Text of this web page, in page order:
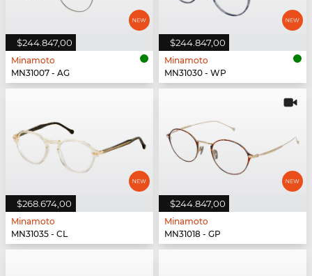
$244.847,00
Minamoto
MN31007 - AG
$244.847,00
Minamoto
MN31030 - WP
$268.674,00
Minamoto
MN31035 - CL
$244.847,00
Minamoto
MN31018 - GP